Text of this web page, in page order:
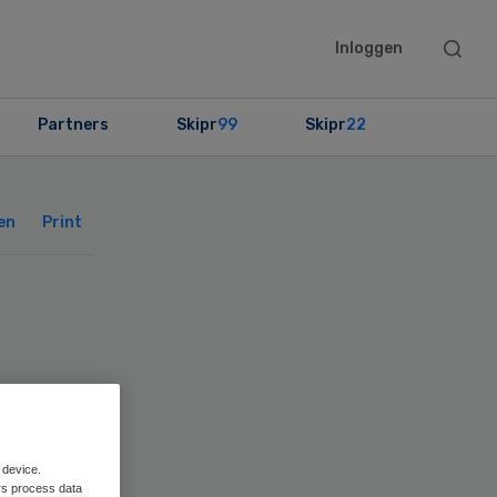
Inloggen
Search
Partners Skipr99 Skipr22
Print
process data